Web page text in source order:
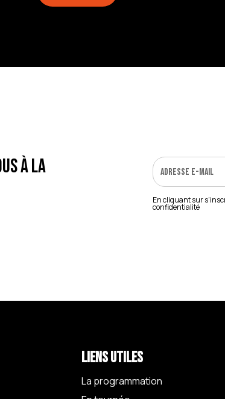
à la
En cliquant sur
confidentialité
Liens utiles
La programmation